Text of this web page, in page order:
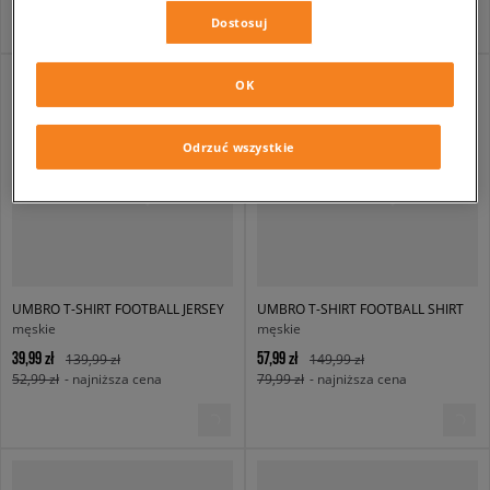
UMBRO T-SHIRT FOOTBALL JERSEY
męskie
39,99 zł
139,99 zł
52,99 zł - najniższa cena
UMBRO T-SHIRT FOOTBALL SHIRT
męskie
57,99 zł
149,99 zł
79,99 zł - najniższa cena
Dostosuj
Odrzuć wszystkie
OK